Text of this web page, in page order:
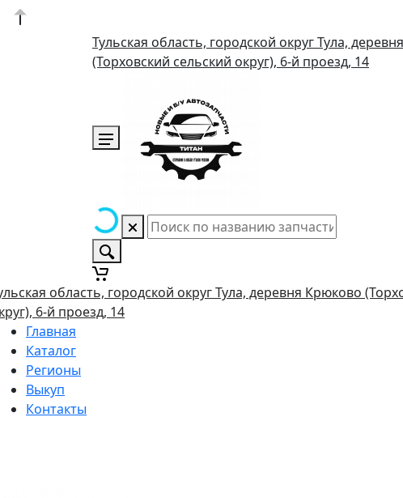
Тульская область, городской округ Тула,
(Торховский сельский округ), 6-й проезд, 14
область, городской округ Тула, деревня Крюково
6-й проезд, 14
Главная
Каталог
Регионы
Выкуп
Контакты